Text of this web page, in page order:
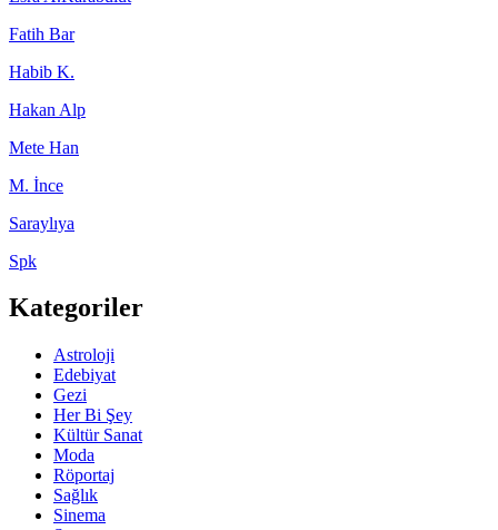
Fatih Bar
Habib K.
Hakan Alp
Mete Han
M. İnce
Saraylıya
Spk
Kategoriler
Astroloji
Edebiyat
Gezi
Her Bi Şey
Kültür Sanat
Moda
Röportaj
Sağlık
Sinema